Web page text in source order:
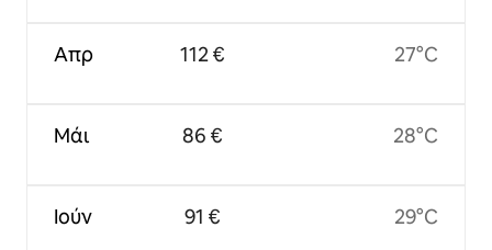
Απρ
Μάι
Ιούν
112 €
86 €
91 €
27°C
28°C
29°C